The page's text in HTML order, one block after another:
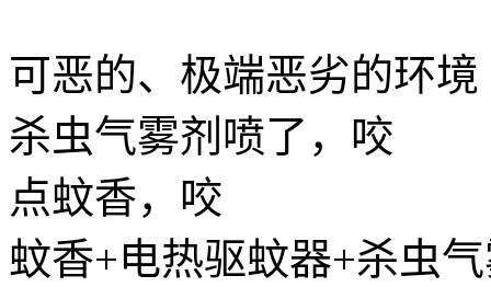
可恶的、极端恶劣的环境
杀虫气雾剂喷了，咬
点蚊香，咬
蚊香+电热驱蚊器+杀虫